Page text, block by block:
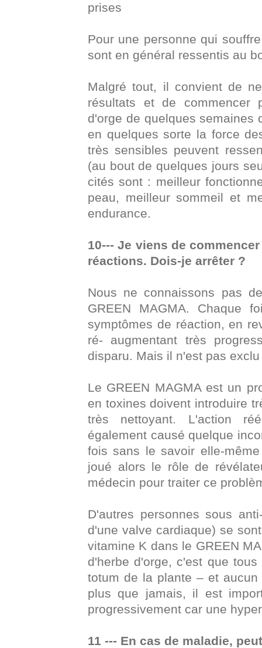
prises
Pour une personne qui
sont en général ressentis au
Malgré tout, il convient de
résultats et de commencer
d'orge de quelques semaines
en quelques sorte la force
très sensibles peuvent
(au bout de quelques jours
cités sont : meilleur
peau, meilleur sommeil et
endurance.
10--- Je viens de
réactions. Dois-je arrêter ?
Nous ne connaissons pas
GREEN MAGMA. Chaque
symptômes de réaction, en
ré- augmentant très
disparu. Mais il n'est pas
Le GREEN MAGMA est un
en toxines doivent introduire
très nettoyant. L'action
également causé quelque
fois sans le savoir elle-
joué alors le rôle de
médecin pour traiter ce
D'autres personnes sous
d'une valve cardiaque) se
vitamine K dans le GREEN
d'herbe d'orge, c'est que
totum de la plante – et
plus que jamais, il est
progressivement car une
11 --- En cas de maladie,